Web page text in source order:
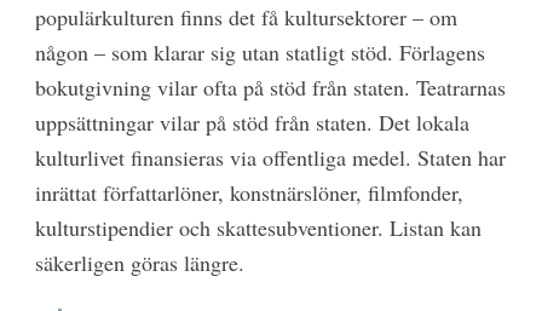
populärkulturen finns det få kultursektorer –om
någon – som klarar sig utan statligt stöd. Förlagens
bokutgivning vilar ofta på stöd från staten. Teatrarnas
uppsättningar vilar på stöd från staten. Det lokala
kulturlivet finansieras via offentliga medel. Staten har
inrättat författarlöner, konstnärslöner, filmfonder,
kulturstipendier och skattesubventioner. Listan kan
säkerligen göras längre.